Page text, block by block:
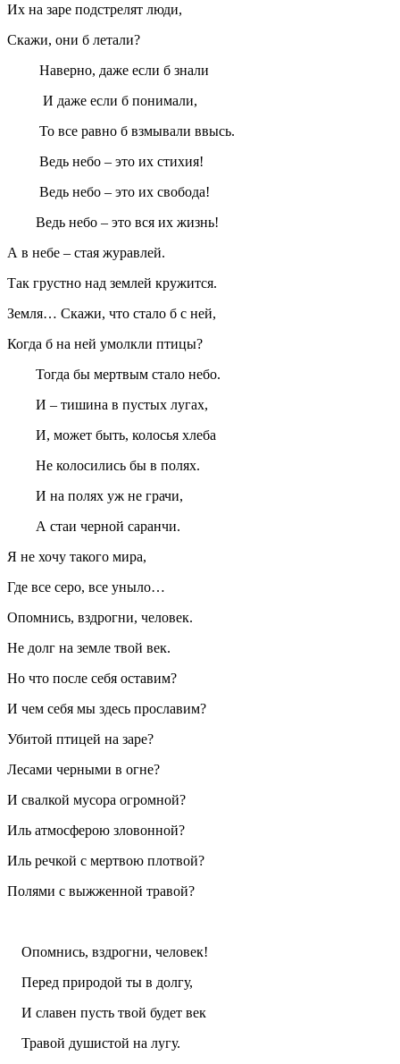
Их на заре подстрелят люди,
Скажи, они б летали?
Наверно, даже если б знали
И даже если б понимали,
То все равно б взмывали ввысь.
Ведь небо – это их стихия!
Ведь небо – это их свобода!
Ведь небо – это вся их жизнь!
А в небе – стая журавлей.
Так грустно над землей кружится.
Земля… Скажи, что стало б с ней,
Когда б на ней умолкли птицы?
Тогда бы мертвым стало небо.
И – тишина в пустых лугах,
И, может быть, колосья хлеба
Не колосились бы в полях.
И на полях уж не грачи,
А стаи черной саранчи.
Я не хочу такого мира,
Где все серо, все уныло…
Опомнись, вздрогни, человек.
Не долг на земле твой век.
Но что после себя оставим?
И чем себя мы здесь прославим?
Убитой птицей на заре?
Лесами черными в огне?
И свалкой мусора огромной?
Иль атмосферою зловонной?
Иль речкой с мертвою плотвой?
Полями с выжженной травой?
Опомнись, вздрогни, человек!
Перед природой ты в долгу,
И славен пусть твой будет век
Травой душистой на лугу.